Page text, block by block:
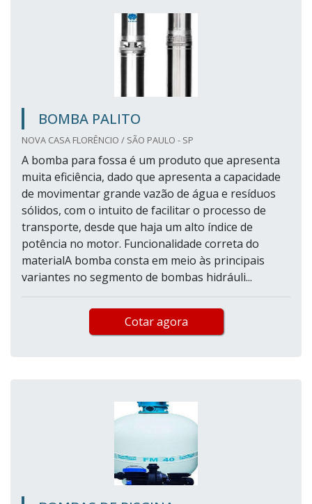
BOMBA PALITO
NOVA CASA FLORÊNCIO / SÃO PAULO - SP
A bomba para fossa é um produto que apresenta
muita eficiência, dado que apresenta a capacidade
de movimentar grande vazão de água e resíduos
sólidos, com o intuito de facilitar o processo de
transporte, desde que haja um alto índice de
potência no motor. Funcionalidade correta do
materialA bomba consta em meio às principais
variantes no segmento de bombas hidráuli...
Cotar agora